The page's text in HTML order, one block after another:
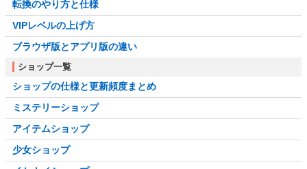
転換のやり方と仕様
VIPレベルの上げ方
ブラウザ版とアプリ版の違い
ショップ一覧
ショップの仕様と更新頻度まとめ
ミステリーショップ
アイテムショップ
少女ショップ